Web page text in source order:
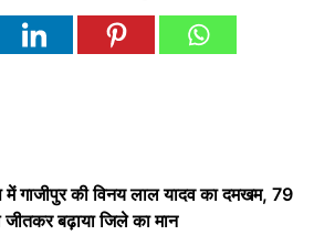
में गाजीपुर की विनय लाल यादव का दमखम, 79
जीतकर बढ़ाया जिले का मान